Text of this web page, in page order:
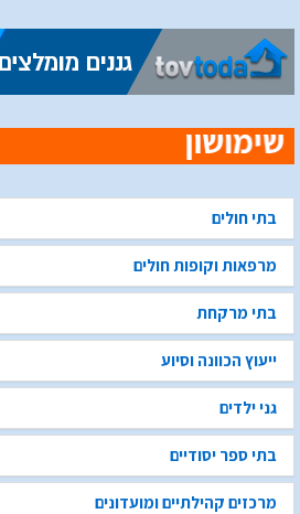
בתי חולים
מרפאות וקופות חולים
בתי מרקחת
ייעוץ הכוונה וסיוע
גני ילדים
בתי ספר יסודיים
מרכזים קהילתיים ומועדונים